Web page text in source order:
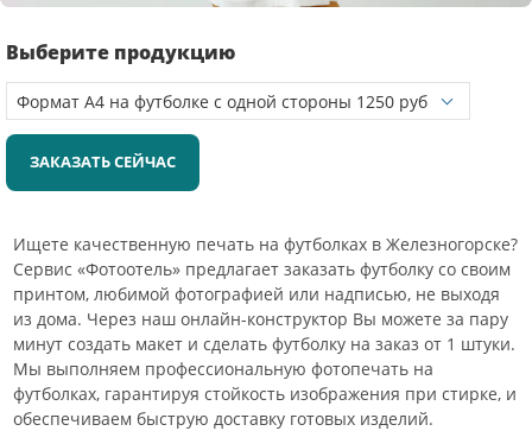
Выберите продукцию
ЗАКАЗАТЬ СЕЙЧАС
Ищете качественную печать на футболках в Железногорске?
Сервис «Фотоотель» предлагает заказать футболку со своим
принтом, любимой фотографией или надписью, не выходя
из дома. Через наш онлайн-конструктор Вы можете за пару
минут создать макет и сделать футболку на заказ от 1 штуки.
Мы выполняем профессиональную фотопечать на
футболках, гарантируя стойкость изображения при стирке, и
обеспечиваем быструю доставку готовых изделий.